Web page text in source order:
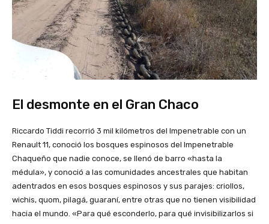
El desmonte en el Gran Chaco
Riccardo Tiddi recorrió 3 mil kilómetros del Impenetrable con un
Renault 11, conoció los bosques espinosos del Impenetrable
Chaqueño que nadie conoce, se llenó de barro «hasta la
médula», y conoció a las comunidades ancestrales que habitan
adentrados en esos bosques espinosos y sus parajes: criollos,
wichis, quom, pilagá, guaraní, entre otras que no tienen visibilidad
hacia el mundo. «Para qué esconderlo, para qué invisibilizarlos si